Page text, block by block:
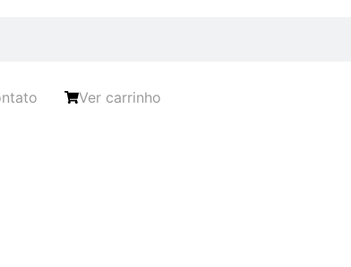
Ver carrinho